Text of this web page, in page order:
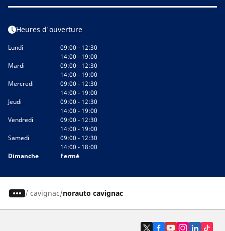
Heures d'ouverture
Lundi
09:00 - 12:30
14:00 - 19:00
Mardi
09:00 - 12:30
14:00 - 19:00
Mercredi
09:00 - 12:30
14:00 - 19:00
Jeudi
09:00 - 12:30
14:00 - 19:00
Vendredi
09:00 - 12:30
14:00 - 19:00
Samedi
09:00 - 12:30
14:00 - 18:00
Dimanche
Fermé
/ cavignac norauto cavignac